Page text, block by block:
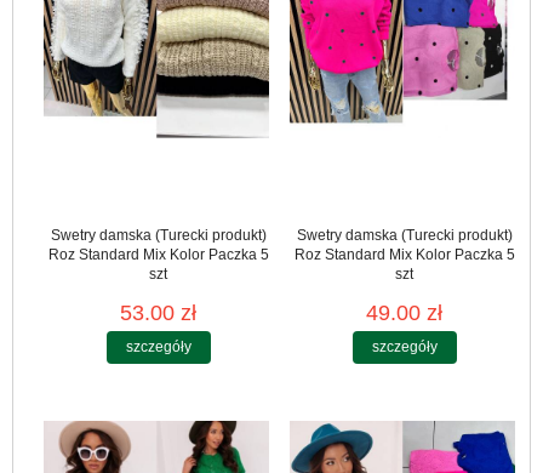
Swetry damska (Turecki produkt)
Roz Standard Mix Kolor Paczka 5
szt
53.00 zł
szczegóły
Swetry damska (Turecki produkt)
Roz Standard Mix Kolor Paczka 5
szt
49.00 zł
szczegóły